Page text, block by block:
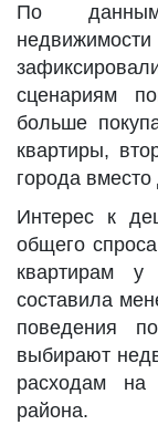
По данным
сценариям
больше
квартиры,
города вместо
Интерес к
общего
квартирам
составила
поведения
выбирают
расходам
района.